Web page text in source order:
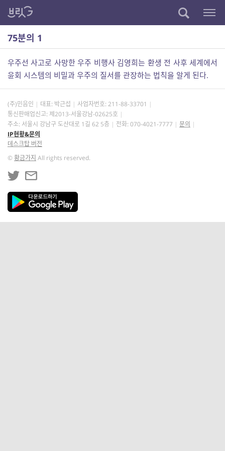
75분의 1
우주선 사고로 사망한 우주 비행사 김영희는 환생 전 사후 세계에서
윤회 시스템의 비밀과 우주의 질서를 관장하는 법칙을 알게 된다.
(주)민음인 대표: 박근섭 사업자번호: 211-88-33701
통신판매업신고: 제2013-서울강남-02625호
주소: 서울시 강남구 도산대로 1길 62 5층
전화: 070-4021-7777
문의
IP현황&문의
데스크탑 버전
©황금가지 All rights reserved.